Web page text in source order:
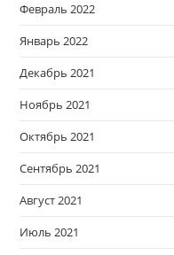
Февраль 2022
Январь 2022
Декабрь 2021
Ноябрь 2021
Октябрь 2021
Сентябрь 2021
Август 2021
Июль 2021